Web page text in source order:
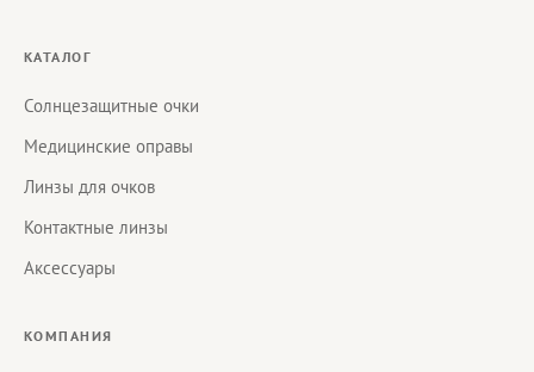
КАТАЛОГ
Солнцезащитные очки
Медицинские оправы
Линзы для очков
Контактные линзы
Аксессуары
КОМПАНИЯ